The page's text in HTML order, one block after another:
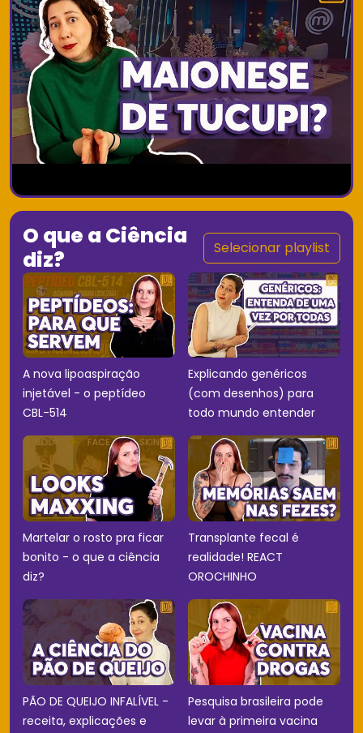
O que a Ciência
diz?
Selecionar playlist
A nova lipoaspiração
injetável - o peptídeo
CBL-514
Explicando genéricos
(com desenhos) para
todo mundo entender
Martelar o rosto pra ficar
bonito - o que a ciência
diz?
Transplante fecal é
realidade! REACT
OROCHINHO
PÃO DE QUEIJO INFALÍVEL -
receita, explicações e
Pesquisa brasileira pode
levar à primeira vacina